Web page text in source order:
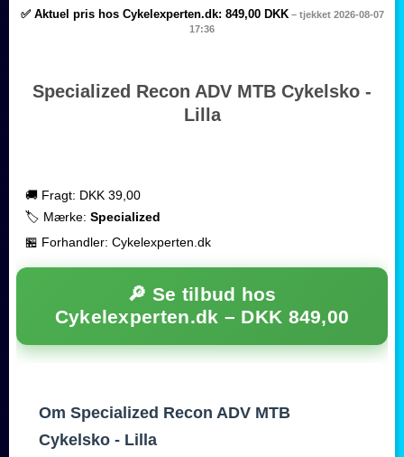
✅ Aktuel pris hos Cykelexperten.dk: 849,00 DKK– tjekket 2026-08-07
17:36
Specialized Recon ADV MTB Cykelsko -
Lilla
🚚 Fragt: DKK 39,00
🏷️ Mærke: Specialized
🏪 Forhandler: Cykelexperten.dk
🔎 Se tilbud hos
Cykelexperten.dk – DKK 849,00
Om Specialized Recon ADV MTB
Cykelsko - Lilla